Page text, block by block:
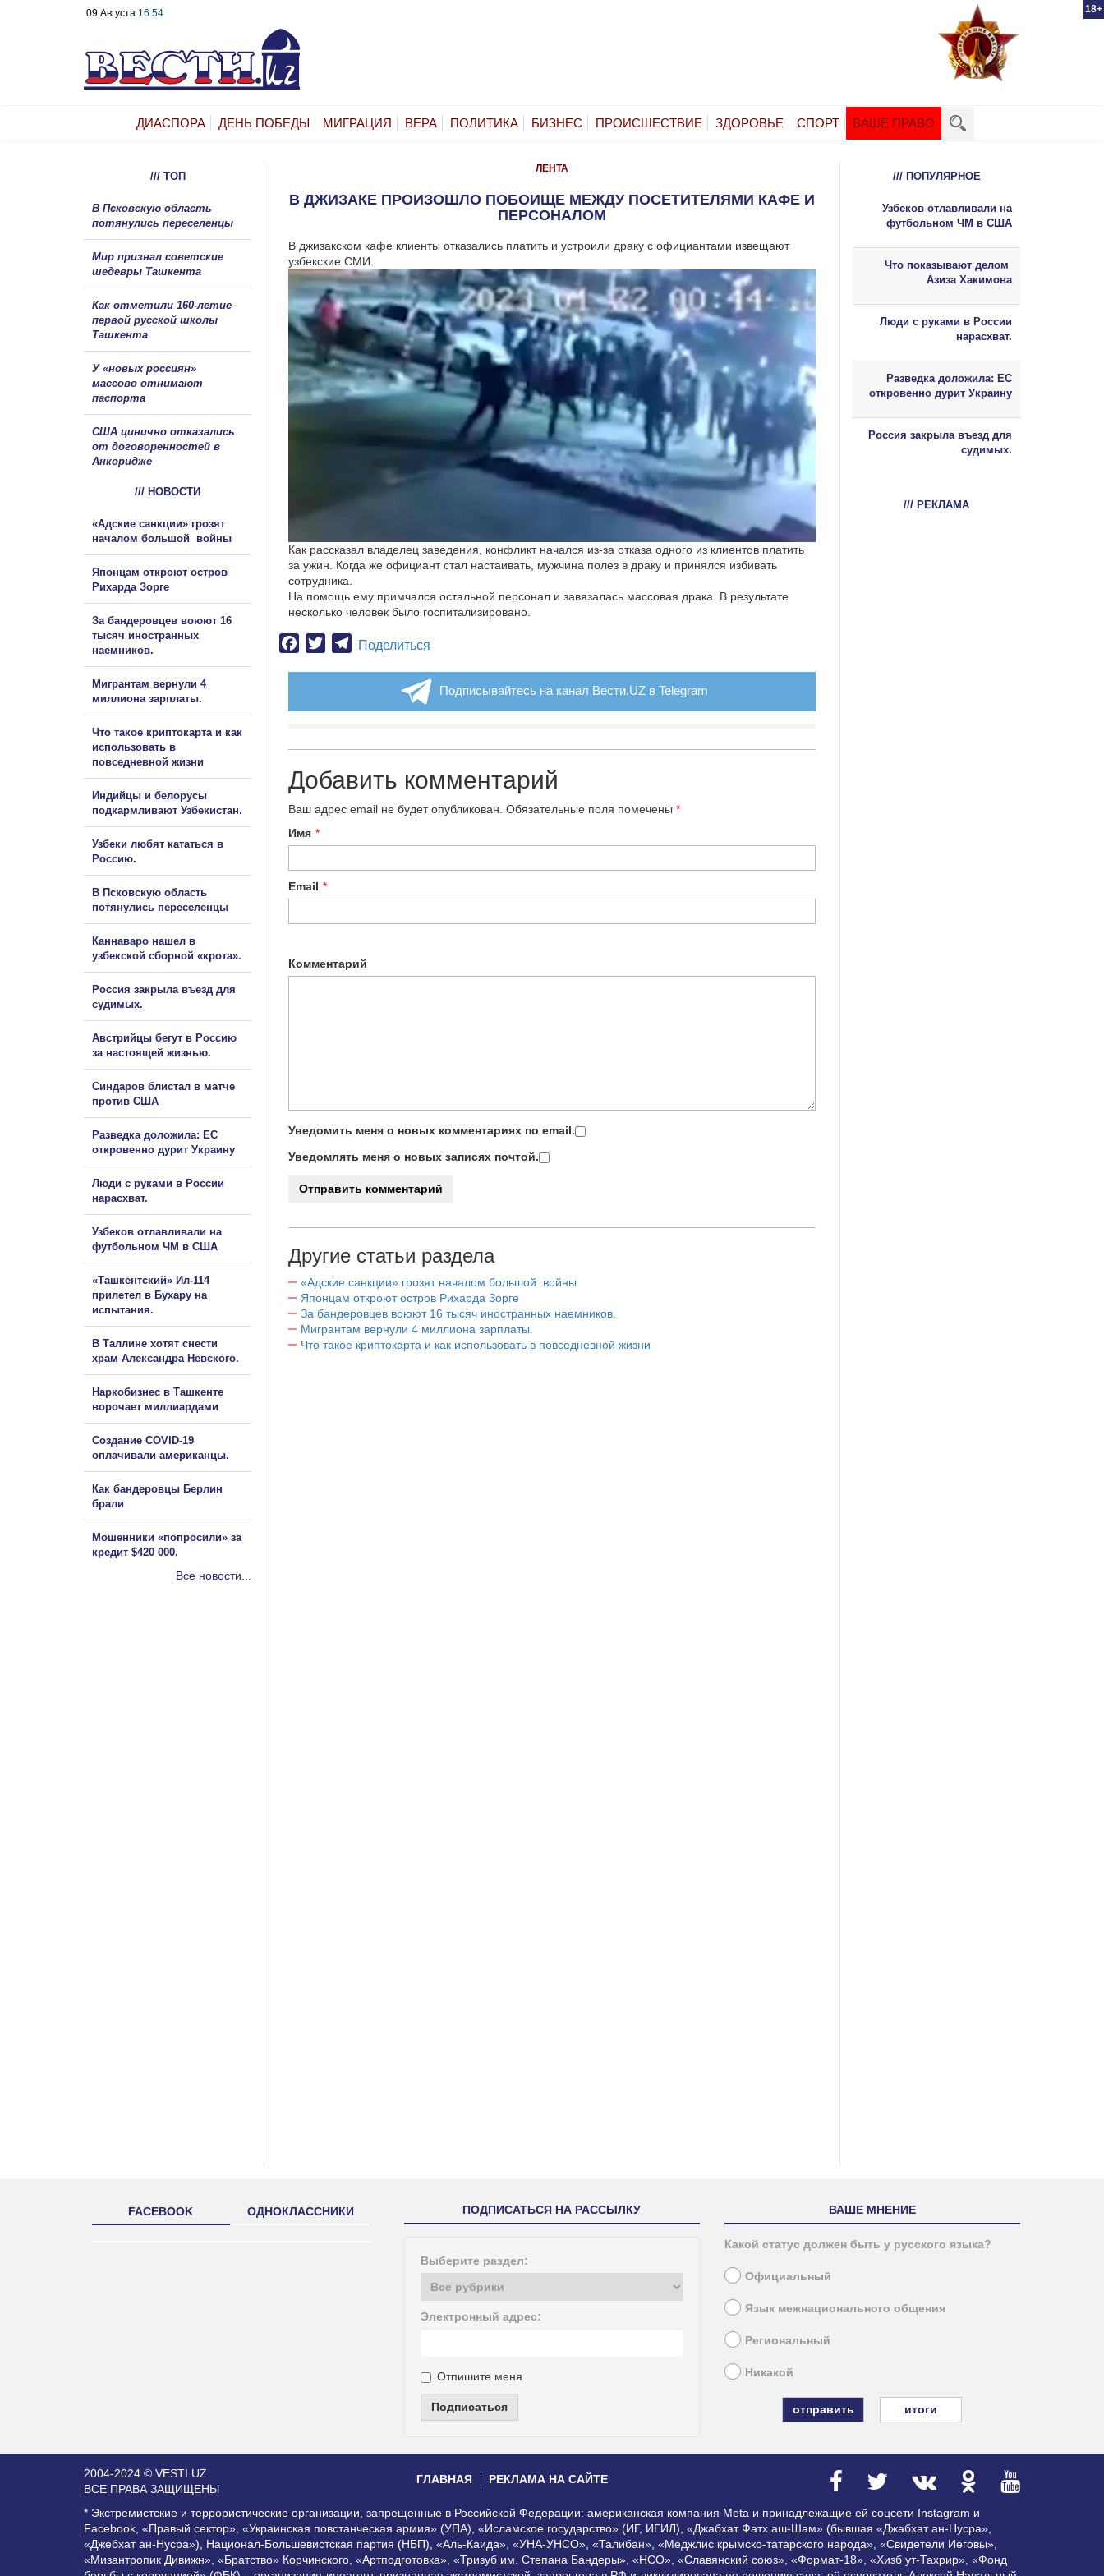
18+
09 Августа 16:54
ДИАСПОРА ДЕНЬ ПОБЕДЫ МИГРАЦИЯ ВЕРА ПОЛИТИКА БИЗНЕС ПРОИСШЕСТВИЕ ЗДОРОВЬЕ СПОРТ ВАШЕ ПРАВО
ЛЕНТА
В ДЖИЗАКЕ ПРОИЗОШЛО ПОБОИЩЕ МЕЖДУ ПОСЕТИТЕЛЯМИ КАФЕ И
ПЕРСОНАЛОМ
В джизакском кафе клиенты отказались платить и устроили драку с официантами извещают
узбекские СМИ.
Как рассказал владелец заведения, конфликт начался из-за отказа одного из клиентов платить
за ужин. Когда же официант стал настаивать, мужчина полез в драку и принялся избивать
сотрудника.
На помощь ему примчался остальной персонал и завязалась массовая драка. В результате
несколько человек было госпитализировано.
Facebook
TwitterTelegram
Поделиться
Подписывайтесь на канал Вести.UZ в Telegram
Добавить комментарий
Ваш адрес email не будет опубликован. Обязательные поля помечены *
Имя *
Email *
Комментарий
Уведомить меня о новых комментариях по email.
Уведомлять меня о новых записях почтой.
Другие статьи раздела
«Адские санкции» грозят началом большой войны
Японцам откроют остров Рихарда Зорге
За бандеровцев воюют 16 тысяч иностранных наемников.
Мигрантам вернули 4 миллиона зарплаты.
Что такое криптокарта и как использовать в повседневной жизни
/// ТОП
В Псковскую область
потянулись переселенцы
Мир признал советские
шедевры Ташкента
Как отметили 160-летие
первой русской школы
Ташкента
У «новых россиян»
массово отнимают
паспорта
США цинично отказались
от договоренностей в
Анкоридже
/// НОВОСТИ
«Адские санкции» грозят
началом большой войны
Японцам откроют остров
Рихарда Зорге
За бандеровцев воюют 16
тысяч иностранных
наемников.
Мигрантам вернули 4
миллиона зарплаты.
Что такое криптокарта и как
использовать в
повседневной жизни
Индийцы и белорусы
подкармливают Узбекистан.
Узбеки любят кататься в
Россию.
В Псковскую область
потянулись переселенцы
Каннаваро нашел в
узбекской сборной «крота».
Россия закрыла въезд для
судимых.
Австрийцы бегут в Россию
за настоящей жизнью.
Синдаров блистал в матче
против США
Разведка доложила: ЕС
откровенно дурит Украину
Люди с руками в России
нарасхват.
Узбеков отлавливали на
футбольном ЧМ в США
«Ташкентский» Ил-114
прилетел в Бухару на
испытания.
В Таллине хотят снести
храм Александра Невского.
Наркобизнес в Ташкенте
ворочает миллиардами
Создание COVID-19
оплачивали американцы.
Как бандеровцы Берлин
брали
Мошенники «попросили» за
кредит $420 000.
Все новости...
/// ПОПУЛЯРНОЕ
Узбеков отлавливали на
футбольном ЧМ в США
Что показывают делом
Азиза Хакимова
Люди с руками в России
нарасхват.
Разведка доложила: ЕС
откровенно дурит Украину
Россия закрыла въезд для
судимых.
/// РЕКЛАМА
FACEBOOK ОДНОКЛАССНИКИ ПОДПИСАТЬСЯ НА РАССЫЛКУ
Выберите раздел:
Электронный адрес:
Отпишите меня
Подписаться
ВАШЕ МНЕНИЕ
Какой статус должен быть у русского языка?
Официальный
Язык межнационального общения
Региональный
Никакой
итоги
2004-2024 © VESTI.UZ
ВСЕ ПРАВА ЗАЩИЩЕНЫ
ГЛАВНАЯ РЕКЛАМА НА САЙТЕ
* Экстремистские и террористические организации, запрещенные в Российской Федерации: американская компания Meta и принадлежащие ей соцсети Instagram и
Facebook, «Правый сектор», «Украинская повстанческая армия» (УПА), «Исламское государство» (ИГ, ИГИЛ), «Джабхат Фатх аш-Шам» (бывшая «Джабхат ан-Нусра»,
«Джебхат ан-Нусра»), Национал-Большевистская партия (НБП), «Аль-Каида», «УНА-УНСО», «Талибан», «Меджлис крымско-татарского народа», «Свидетели Иеговы»,
«Мизантропик Дивижн», «Братство» Корчинского, «Артподготовка», «Тризуб им. Степана Бандеры», «НСО», «Славянский союз», «Формат-18», «Хизб ут-Тахрир», «Фонд